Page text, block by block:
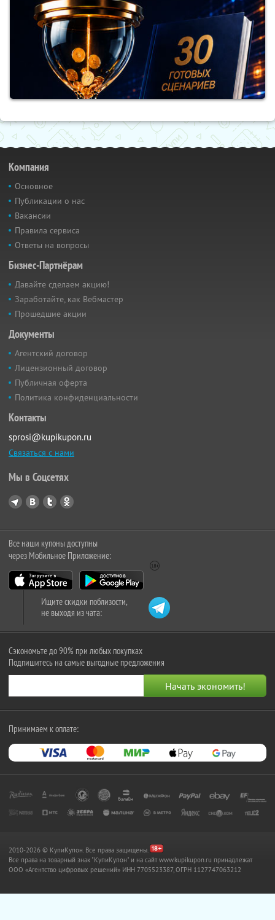
Компания
Основное
Публикации о нас
Вакансии
Правила сервиса
Ответы на вопросы
Бизнес-Партнёрам
Давайте сделаем акцию!
Заработайте, как Вебмастер
Прошедшие акции
Документы
Агентский договор
Лицензионный договор
Публичная оферта
Политика конфиденциальности
Контакты
sprosi@kupikupon.ru
Связаться с нами
Мы в Соцсетях
Все наши купоны доступны
через Мобильное Приложение:
Ищите скидки поблизости,
не выходя из чата:
Сэкономьте до 90% при любых покупках
Подпишитесь на самые выгодные предложения
Принимаем к оплате:
2010-2026 © КупиКупон. Все права защищены.
Все права на товарный знак "КупиКупон" и на сайт www.kupikupon.ru принадлежат
OOO «Агентство цифровых решений» ИНН 7705523387, ОГРН 1127747063212